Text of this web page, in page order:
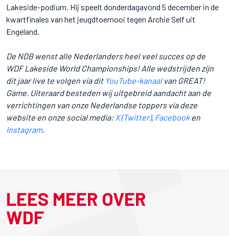
Lakeside-podium. Hij speelt donderdagavond 5 december in de
kwartfinales van het jeugdtoernooi tegen Archie Self uit
Engeland.
De NDB wenst alle Nederlanders heel veel succes op de
WDF Lakeside World Championships! Alle wedstrijden zijn
dit jaar live te volgen via dit YouTube-kanaalvan GREAT!
Game. Uiteraard besteden wij uitgebreid aandacht aan de
verrichtingen van onze Nederlandse toppers via deze
website en onze social media: X (Twitter), Facebooken
Instagram.
LEES MEER OVER
WDF